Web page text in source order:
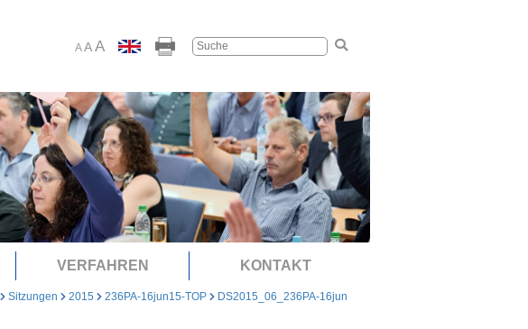
A AA
VERFAHREN KONTAKT
Sitzungen 2015 236PA-16jun15-TOP DS2015_06_236PA-16jun